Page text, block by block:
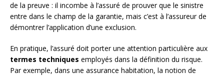
de la preuve : il incombe à l’assuré de prouver que le sinistre
entre dans le champ de la garantie, mais c’est à l’assureur de
démontrer l’application d’une exclusion.
En pratique, l’assuré doit porter une attention particulière aux
termes techniques employés dans la définition du risque.
Par exemple, dans une assurance habitation, la notion de